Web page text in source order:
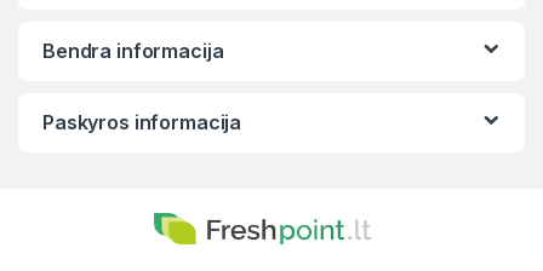
Bendra informacija
Paskyros informacija